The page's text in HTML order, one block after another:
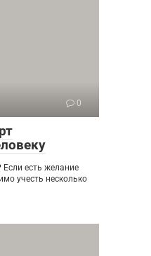
0
есть желание
учесть несколько